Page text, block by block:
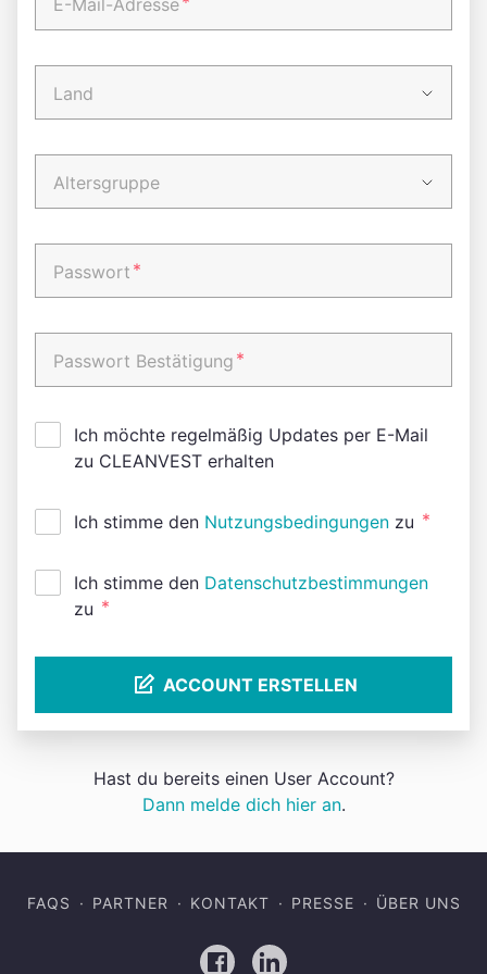
E-Mail-Adresse
Land
Altersgruppe
Passwort *
Passwort Bestätigung *
Ich möchte regelmäßig Updates per E-Mail
zu CLEANVEST erhalten
Ich stimme den Nutzungsbedingungen zu *
Ich stimme den Datenschutzbestimmungen
zu *
ACCOUNT ERSTELLEN
Hast du bereits einen User Account?
Dann melde dich hier an.
FAQS PARTNER KONTAKT PRESSE ÜBER UNS